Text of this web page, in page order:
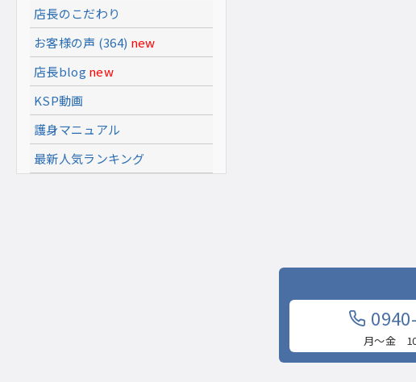
店長のこだわり
お客様の声 (364) new
店長blog new
KSP動画
護身マニュアル
最新人気ランキング
月〜金